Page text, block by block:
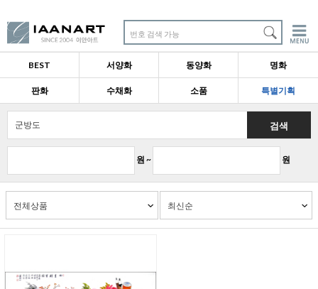
번호 검색 가능
BEST 서양화 동양화 명화
판화 수채화 소품 특별기획
원 ~ 원
검색